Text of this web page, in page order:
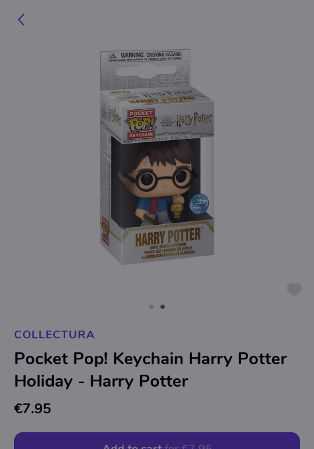
COLLECTURA
Pocket Pop! Keychain Harry Potter
Holiday - Harry Potter
€7.95